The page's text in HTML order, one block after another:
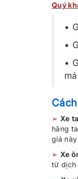
Quý
•
•
•
➢ Xe
hãng
giá
➢ Xe
từ dịch